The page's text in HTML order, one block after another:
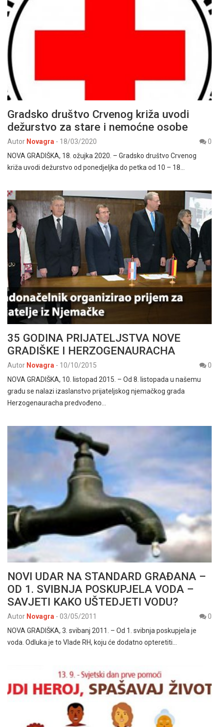
Gradsko društvo Crvenog križa uvodi
dežurstvo za stare i nemoćne osobe
Autor Novagra - 18/03/2020
0
NOVA GRADIŠKA, 18. ožujka 2020. – Gradsko društvo Crvenog
križa uvodi dežurstvo od ponedjeljka do petka od 10 – 18…
35 GODINA PRIJATELJSTVA NOVE
GRADIŠKE I HERZOGENAURACHA
Autor Novagra - 10/10/2015
0
NOVA GRADIŠKA, 10. listopad 2015. – Od 8. listopada u našemu
gradu se nalazi izaslanstvo prijateljskog njemačkog grada
Herzogenauracha predvođeno…
NOVI UDAR NA STANDARD GRAĐANA –
OD 1. SVIBNJA POSKUPJELA VODA –
SAVJETI KAKO UŠTEDJETI VODU?
Autor Novagra - 03/05/2011
0
NOVA GRADIŠKA, 3. svibanj 2011. – Od 1. svibnja poskupjela je
voda. Odluka je to Vlade RH, koju će dodatno opteretiti…